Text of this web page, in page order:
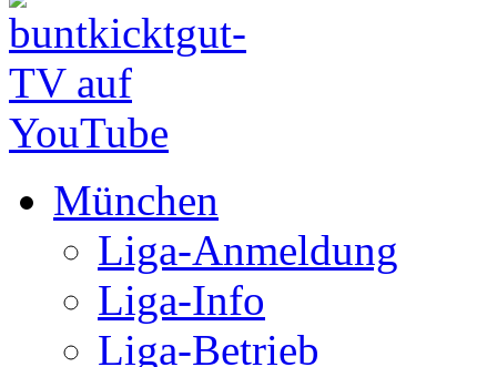
München
Liga-Anmeldung
Liga-Info
Liga-Betrieb